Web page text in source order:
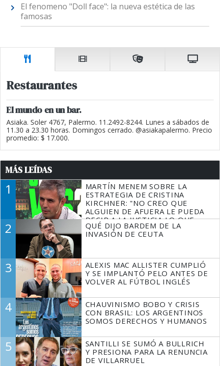
El fenomeno "Doll face": la nueva estética de las
famosas
Restaurantes
El mundo en un bar.
Asiaka. Soler 4767, Palermo. 11.2492-8244. Lunes a sábados de
11.30 a 23.30 horas. Domingos cerrado. @asiakapalermo. Precio
promedio: $ 17.000.
MÁS LEÍDAS
1
MARTÍN MENEM SOBRE LA
ESTRATEGIA DE CRISTINA
KIRCHNER: "NO CREO QUE
ALGUIEN DE AFUERA LE PUEDA
DECIR A LA JUSTICIA LO QUE
TIENE QUE HACER"
2
QUÉ DIJO BARDEM DE LA
INVASIÓN DE CEUTA
3
ALEXIS MAC ALLISTER CUMPLIÓ
Y SE IMPLANTÓ PELO ANTES DE
VOLVER AL FÚTBOL INGLÉS
4
CHAUVINISMO BOBO Y CRISIS
CON BRASIL: LOS ARGENTINOS
SOMOS DERECHOS Y HUMANOS
5
SANTILLI SE SUMÓ A BULLRICH
Y PRESIONA PARA LA RENUNCIA
DE VILLARRUEL